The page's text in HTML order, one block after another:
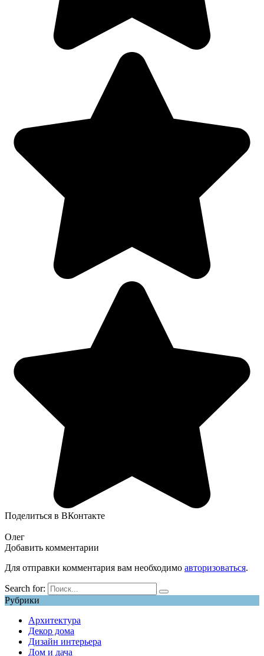
Поделиться в ВКонтакте
Олег
Добавить комментарии
Для отправки комментария вам необходимо авторизоваться.
Search for:
Рубрики
Архитектура
Декор дома
Дизайн интерьера
Дом и дача